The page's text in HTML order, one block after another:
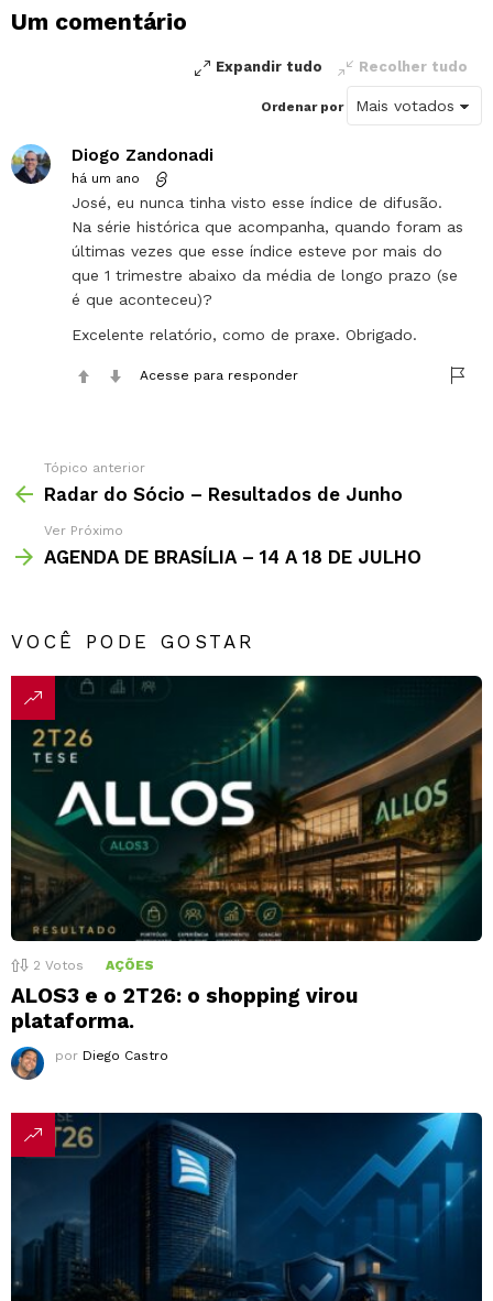
comentário
Um comentário
Expandir tudo Recolher tudo
Ordenar por
Diogo Zandonadi
há um ano
José, eu nunca tinha visto esse índice de difusão.
Na série histórica que acompanha, quando foram as
últimas vezes que esse índice esteve por mais do
que 1 trimestre abaixo da média de longo prazo (se
é que aconteceu)?
Excelente relatório, como de praxe. Obrigado.
Acesse para responder
Tópico anterior
Radar do Sócio – Resultados de Junho
Ver Próximo
AGENDA DE BRASÍLIA – 14 A 18 DE JULHO
VOCÊ PODE GOSTAR
2 Votos AÇÕES
ALOS3 e o 2T26: o shopping virou
plataforma.
por Diego Castro